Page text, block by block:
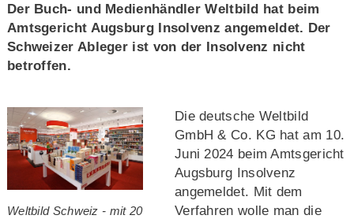
Der Buch- und Medienhändler Weltbild hat beim
Amtsgericht Augsburg Insolvenz angemeldet. Der
Schweizer Ableger ist von der Insolvenz nicht
betroffen.
Weltbild Schweiz - mit 20
Die deutsche Weltbild
GmbH & Co. KG hat am 10.
Juni 2024 beim Amtsgericht
Augsburg Insolvenz
angemeldet. Mit dem
Verfahren wolle man die